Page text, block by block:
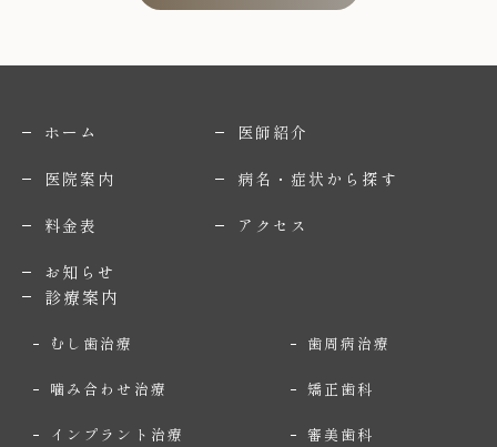
ホーム 医師紹介
医院案内 病名・症状から探す
料金表 アクセス
お知らせ
診療案内
むし歯治療 歯周病治療
噛み合わせ治療 矯正歯科
インプラント治療 審美歯科